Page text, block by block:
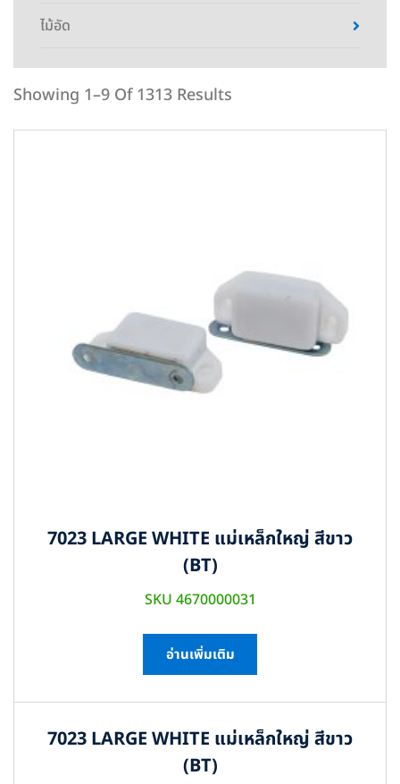
ไม้อัด
Showing 1–9 Of 1313 Results
7023 LARGE WHITE แม่เหล็กใหญ่ สีขาว
(BT)
SKU 4670000031
อ่านเพิ่มเติม
7023 LARGE WHITE แม่เหล็กใหญ่ สีขาว
(BT)